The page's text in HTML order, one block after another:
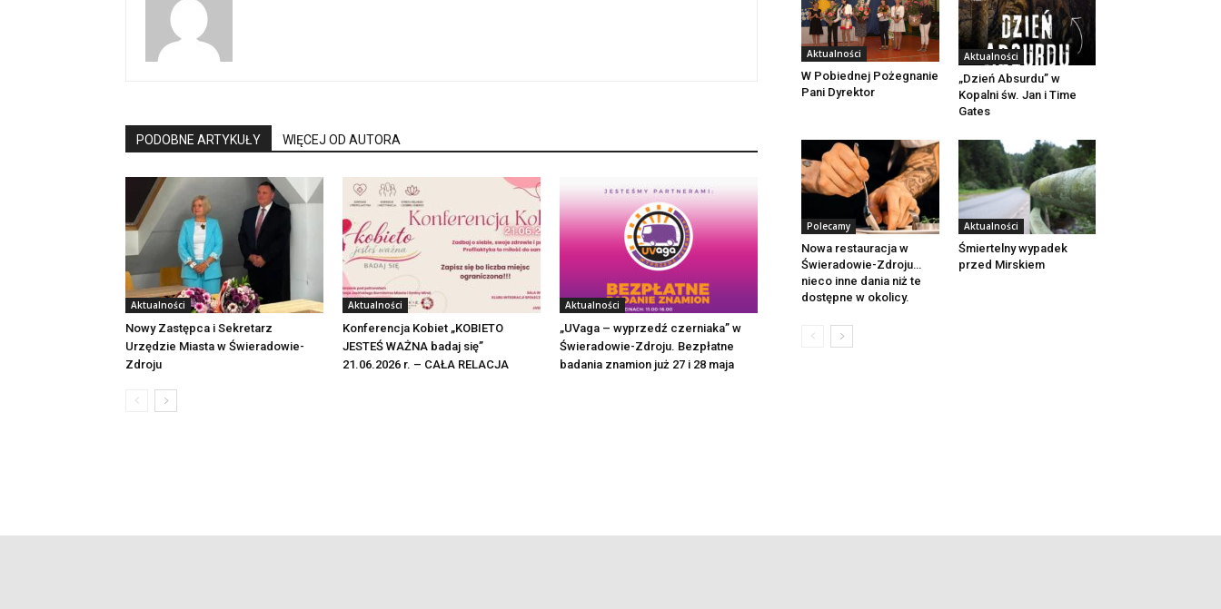
PODOBNE ARTYKUŁY WIĘCEJ OD AUTORA
Aktualności
Nowy Zastępca i Sekretarz
Urzędzie Miasta w Świeradowie-
Zdroju
Aktualności
Konferencja Kobiet „KOBIETO
JESTEŚ WAŻNA badaj się”
21.06.2026 r. – CAŁA RELACJA
Aktualności
„UVaga – wyprzedź czerniaka” w
Świeradowie-Zdroju. Bezpłatne
badania znamion już 27 i 28 maja
Aktualności
W Pobiednej Pożegnanie
Pani Dyrektor
Aktualności
„Dzień Absurdu” w
Kopalni św. Jan i Time
Gates
Polecamy
Nowa restauracja w
Świeradowie-Zdroju…
nieco inne dania niż te
dostępne w okolicy.
Aktualności
Śmiertelny wypadek
przed Mirskiem